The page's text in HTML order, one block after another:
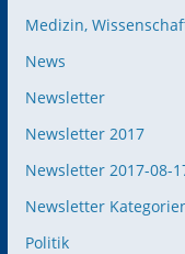
Medizin,
News
Newsletter
Newsletter 2017
Newsletter 2017-08-
Newsletter
Politik